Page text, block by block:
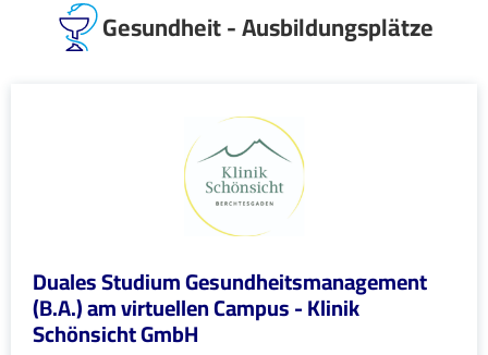
Gesundheit - Ausbildungsplätze
Duales Studium Gesundheitsmanagement
(B.A.) am virtuellen Campus - Klinik
Schönsicht GmbH